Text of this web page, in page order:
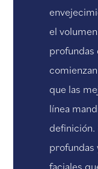
el
que las
línea
definición.
profundas